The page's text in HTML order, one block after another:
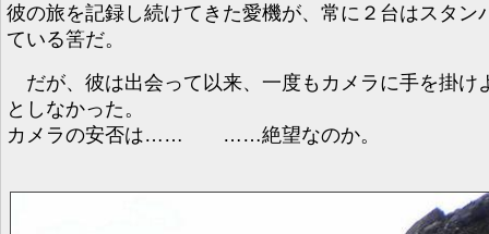
彼の旅を記録し続けてきた愛機が、常に２台はスタン
ている筈だ。
だが、彼は出会って以来、一度もカメラに手を掛け
としなかった。
カメラの安否は…… ……絶望なのか。